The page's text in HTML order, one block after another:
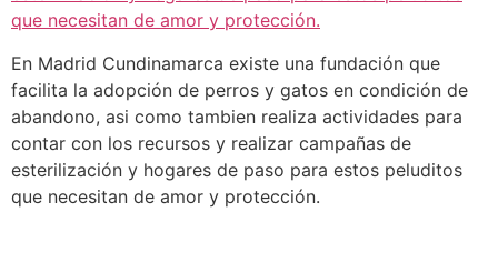
En Madrid Cundinamarca existe una fundación que
facilita la adopción de perros y gatos en condición de
abandono, asi como tambien realiza actividades para
contar con los recursos y realizar campañas de
esterilización y hogares de paso para estos peluditos
que necesitan de amor y protección.